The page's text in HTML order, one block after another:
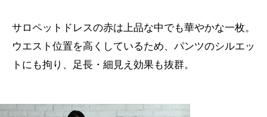
サロペットドレスの赤は上品な中でも華やかな一枚。
ウエスト位置を高くしているため、パンツのシルエッ
トにも拘り、足長・細見え効果も抜群。